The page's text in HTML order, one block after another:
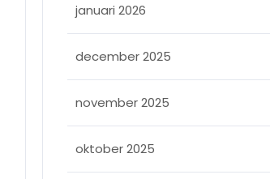
januari 2026
december 2025
november 2025
oktober 2025